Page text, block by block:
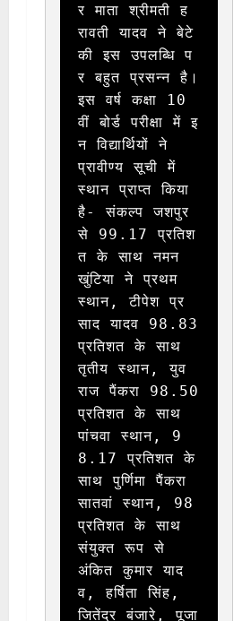
र माता श्रीमती ह
रावती यादव ने बेटे
की इस उपलब्धि प
र बहुत प्रसन्न है।
इस वर्ष कक्षा 10
वीं बोर्ड परीक्षा में इ
न विद्यार्थियों ने
प्रावीण्य सूची में
स्थान प्राप्त किया
है- संकल्प जशपुर
से 99.17 प्रतिश
त के साथ नमन
खुंटिया ने प्रथम
स्थान, टीपेश प्र
साद यादव 98.83
प्रतिशत के साथ
तृतीय स्थान, युव
राज पैंकरा 98.50
प्रतिशत के साथ
पांचवा स्थान, 9
8.17 प्रतिशत के
साथ पुर्णिमा पैंकरा
सातवां स्थान, 98
प्रतिशत के साथ
संयुक्त रूप से
अंकित कुमार याद
व, हर्षिता सिंह,
जितेंद्र बंजारे, पूजा